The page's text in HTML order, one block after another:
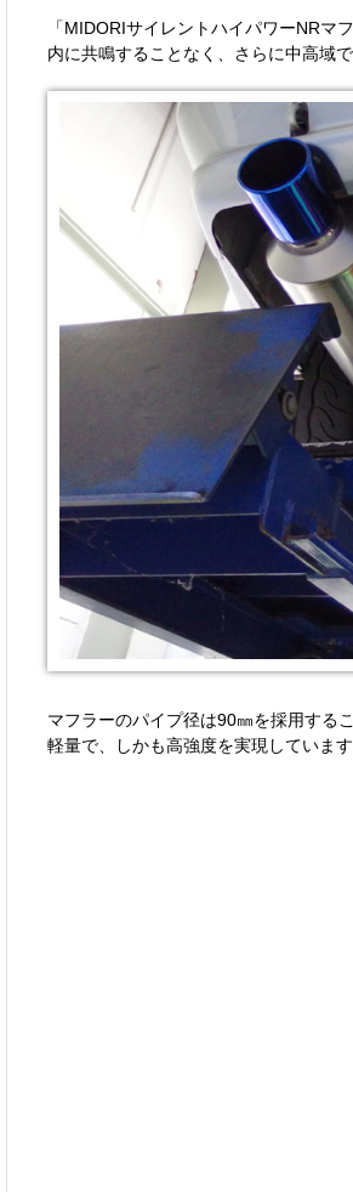
「MIDORIサイレントハイパワーNRマ
内に共鳴することなく、さらに中高域
マフラーのパイプ径は90㎜を採用する
軽量で、しかも高強度を実現していま